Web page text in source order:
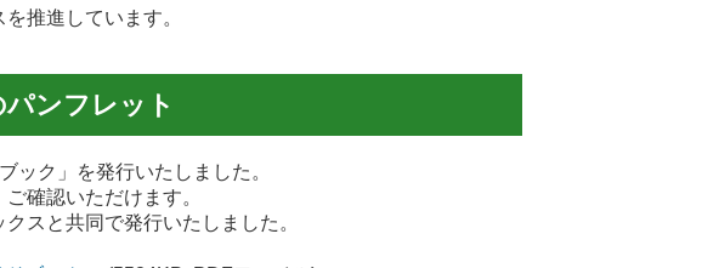
推進しています。
ンフレット
ク」を発行いたしました。
確認いただけます。
と共同で発行いたしました。